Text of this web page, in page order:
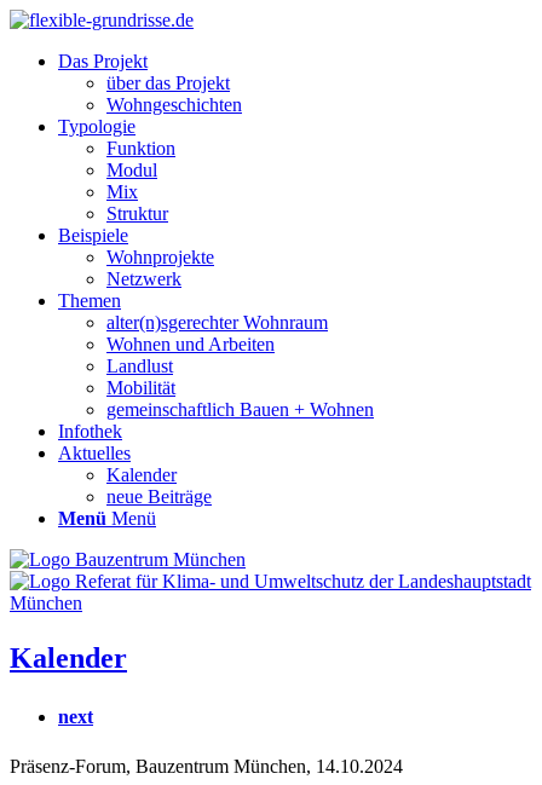
Das Projekt
über das Projekt
Wohngeschichten
Typologie
Funktion
Modul
Mix
Struktur
Beispiele
Wohnprojekte
Netzwerk
Themen
alter(n)sgerechter Wohnraum
Wohnen und Arbeiten
Landlust
Mobilität
gemeinschaftlich Bauen + Wohnen
Infothek
Aktuelles
Kalender
neue Beiträge
Menü Menü
Kalender
next
Präsenz-Forum, Bauzentrum München, 14.10.2024